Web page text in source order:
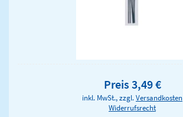
Preis 3,49 €
inkl. MwSt., zzgl.Versandkosten
Widerrufsrecht